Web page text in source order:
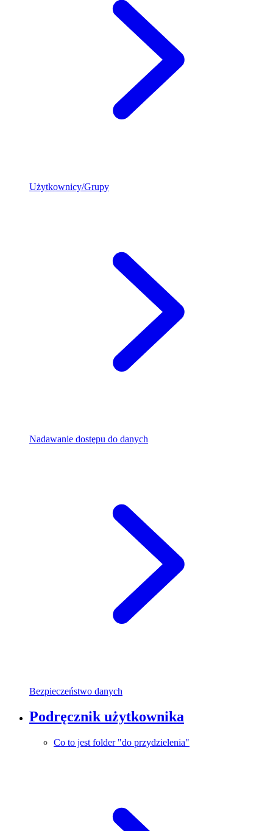
Użytkownicy/Grupy
Nadawanie dostępu do danych
Bezpieczeństwo danych
Podręcznik użytkownika
Co to jest folder "do przydzielenia"